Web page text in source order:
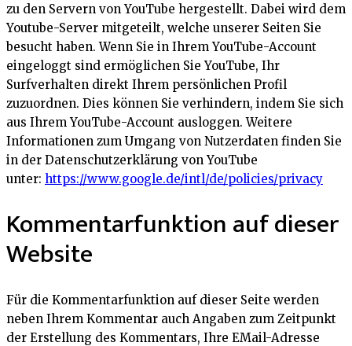
zu den Servern von YouTube hergestellt. Dabei wird dem
Youtube-Server mitgeteilt, welche unserer Seiten Sie
besucht haben. Wenn Sie in Ihrem YouTube-Account
eingeloggt sind ermöglichen Sie YouTube, Ihr
Surfverhalten direkt Ihrem persönlichen Profil
zuzuordnen. Dies können Sie verhindern, indem Sie sich
aus Ihrem YouTube-Account ausloggen. Weitere
Informationen zum Umgang von Nutzerdaten finden Sie
in der Datenschutzerklärung von YouTube
unter: https://www.google.de/intl/de/policies/privacy
Kommentarfunktion auf dieser
Website
Für die Kommentarfunktion auf dieser Seite werden
neben Ihrem Kommentar auch Angaben zum Zeitpunkt
der Erstellung des Kommentars, Ihre EMail-Adresse